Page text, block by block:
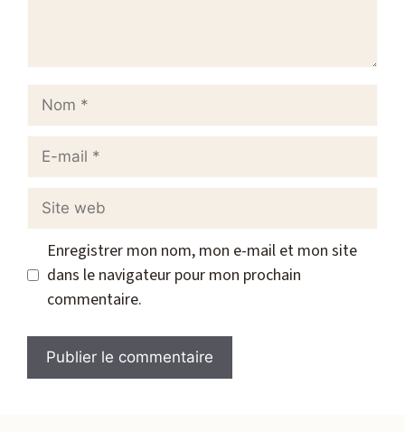
Nom
Site
Enregistrer mon nom, mon e-mail et mon site
dans le navigateur pour mon prochain
commentaire.